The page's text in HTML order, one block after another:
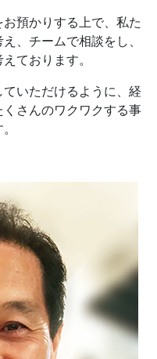
括表【ソレイユ工
価の集計結果【ソレ
括表【ソレイユ
の集計結果【ソレ
預かりする上で、私た
、チームで相談をし、
ております。
いただけるように、経
さんのワクワクする事